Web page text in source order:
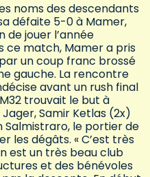
noms des descendants
défaite 5-0 à Mamer,
de jouer l’année
ce match, Mamer a pris
un coup franc brossé
gauche. La rencontre
avant un rush final
trouvait le but à
Samir Ketlas (2x)
Salmistraro, le portier de
les dégâts. « C’est très
est un très beau club
et des bénévoles